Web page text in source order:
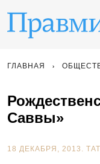
ГЛАВНАЯ
Саввы»
18 ДЕКАБРЯ, 2013.